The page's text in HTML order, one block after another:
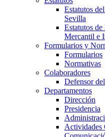
Estatutos
Sevilla
Estatutos
Mercantil e
Formularios y
Formularios
Normativas
Colaboradores
Defensor
Departamentos
Dirección
Presidencia
Actividades